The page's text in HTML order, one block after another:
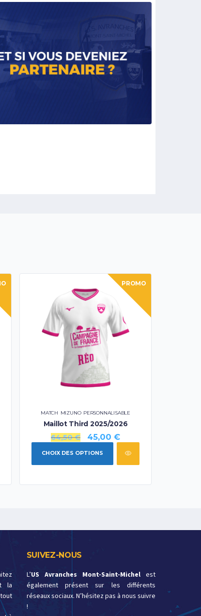
PROMO
MATCH MIZUNO, PERSONNALISABLE
Maillot Third 2025/2026
64,50€ 45,00 €
CHOIX DES OPTIONS
la
SUIVEZ-NOUS
L’US Avranches Mont-Saint-Michelest
également présent sur les différents
réseaux sociaux. N’hésitez pas à nous suivre
!